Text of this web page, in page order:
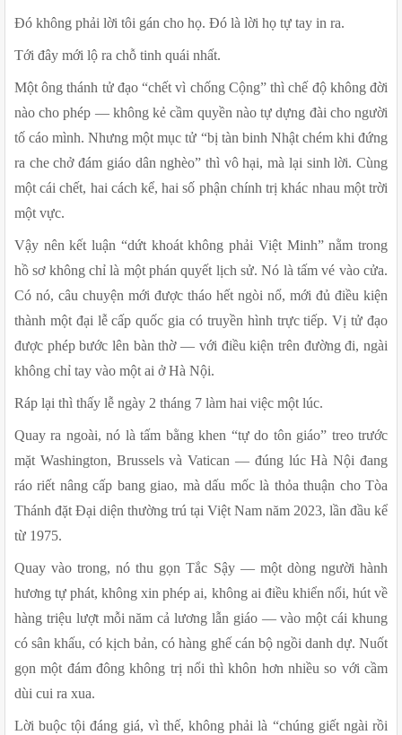
Đó không phải lời tôi gán cho họ. Đó là lời họ tự tay in ra.
Tới đây mới lộ ra chỗ tinh quái nhất.
Một ông thánh tử đạo “chết vì chống Cộng” thì chế độ không đời
nào cho phép — không kẻ cầm quyền nào tự dựng đài cho người
tố cáo mình. Nhưng một mục tử “bị tàn binh Nhật chém khi đứng
ra che chở đám giáo dân nghèo” thì vô hại, mà lại sinh lời. Cùng
một cái chết, hai cách kể, hai số phận chính trị khác nhau một trời
một vực.
Vậy nên kết luận “dứt khoát không phải Việt Minh” nằm trong
hồ sơ không chỉ là một phán quyết lịch sử. Nó là tấm vé vào cửa.
Có nó, câu chuyện mới được tháo hết ngòi nổ, mới đủ điều kiện
thành một đại lễ cấp quốc gia có truyền hình trực tiếp. Vị tử đạo
được phép bước lên bàn thờ — với điều kiện trên đường đi, ngài
không chỉ tay vào một ai ở Hà Nội.
Ráp lại thì thấy lễ ngày 2 tháng 7 làm hai việc một lúc.
Quay ra ngoài, nó là tấm bằng khen “tự do tôn giáo” treo trước
mặt Washington, Brussels và Vatican — đúng lúc Hà Nội đang
ráo riết nâng cấp bang giao, mà dấu mốc là thỏa thuận cho Tòa
Thánh đặt Đại diện thường trú tại Việt Nam năm 2023, lần đầu kể
từ 1975.
Quay vào trong, nó thu gọn Tắc Sậy — một dòng người hành
hương tự phát, không xin phép ai, không ai điều khiển nổi, hút về
hàng triệu lượt mỗi năm cả lương lẫn giáo — vào một cái khung
có sân khấu, có kịch bản, có hàng ghế cán bộ ngồi danh dự. Nuốt
gọn một đám đông không trị nổi thì khôn hơn nhiều so với cầm
dùi cui ra xua.
Lời buộc tội đáng giá, vì thế, không phải là “chúng giết ngài rồi